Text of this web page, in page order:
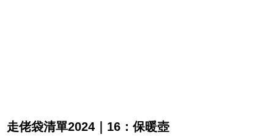
走佬袋清單2024｜16：保暖壺